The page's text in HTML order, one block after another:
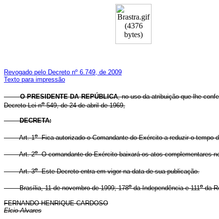
Revogado pelo Decreto nº 6.749, de 2009
Texto para impressão
O PRESIDENTE DA REPÚBLICA, no uso da atribuição que lhe
Decreto-Lei no549, de 24 de abril de 1969,
DECRETA:
Art. 1oFica autorizado o Comandante do Exército a reduzir o tempo
Art. 2oO comandante do Exército baixará os atos complementares
Art. 3oEste Decreto entra em vigor na data de sua publicação.
Brasília, 11 de novembro de 1999; 178oda Independência e 111oda
FERNANDO HENRIQUE CARDOSO
Elcio Alvares